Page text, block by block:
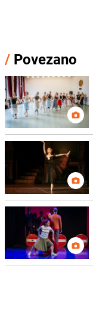
/ Povezano